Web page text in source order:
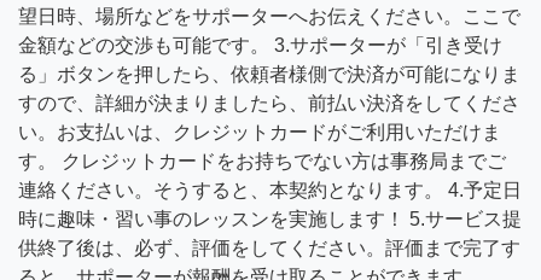
望日時、場所などをサポーターへお伝えください。ここで
金額などの交渉も可能です。 3.サポーターが「引き受け
る」ボタンを押したら、依頼者様側で決済が可能になりま
すので、詳細が決まりましたら、前払い決済をしてくださ
い。お支払いは、クレジットカードがご利用いただけま
す。 クレジットカードをお持ちでない方は事務局までご
連絡ください。そうすると、本契約となります。 4.予定日
時に趣味・習い事のレッスンを実施します！ 5.サービス提
供終了後は、必ず、評価をしてください。評価まで完了す